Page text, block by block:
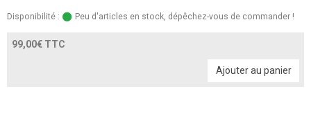
Disponibilité : Peu d'articles en stock, dépêchez-vous de commander !
99,00€ TTC
Ajouter au panier